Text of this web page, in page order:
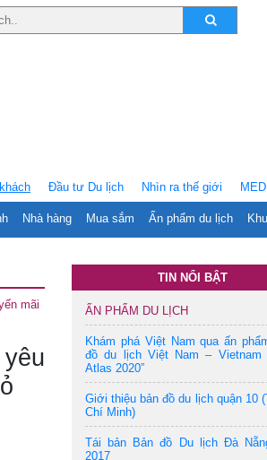
Nhà hàng Mua sắm Ấn phẩm du lịch
Ðầu tư Du lịch Nhìn ra thế giới
mãi
TIN NỔI BẬT
ẤN PHẨM DU LỊCH
Khám phá Việt Nam qua ấn
đồ du lịch Việt Nam – Vietnam
Atlas 2020”
Giới thiệu bản đồ du lịch quận 10
Chí Minh)
Tái bản Bản đồ Du lịch Đà
2017